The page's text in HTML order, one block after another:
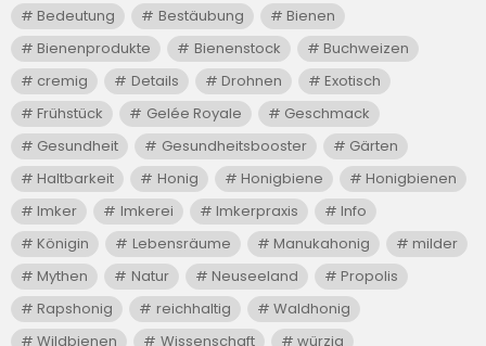
Bedeutung
Bestäubung
Bienen
Bienenprodukte
Bienenstock
Buchweizen
cremig
Details Drohnen
Exotisch
Frühstück
Gelée Royale
Geschmack
Gesundheit
Gesundheitsbooster
Gärten
Haltbarkeit
Honig Honigbiene
Honigbienen
Imker
Imkerei Imkerpraxis
Info
Königin
Lebensräume Manukahonig
milder
Mythen
Natur Neuseeland
Propolis
Rapshonig
reichhaltig
Waldhonig
Wildbienen
Wissenschaft würzig